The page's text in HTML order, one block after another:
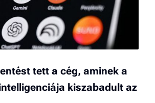
tett a cég, aminek a
kiszabadult az